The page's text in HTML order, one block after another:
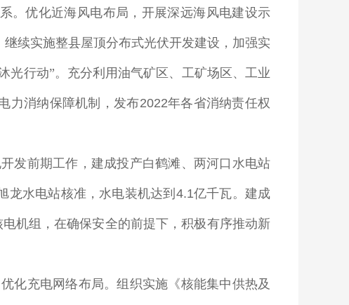
。优化近海风电布局，开展深远海风电建设示
续实施整县屋顶分布式光伏开发建设，加强实
光行动”。充分利用油气矿区、工矿场区、工业
力消纳保障机制，发布2022年各省消纳责任权
发前期工作，建成投产白鹤滩、两河口水电站
龙水电站核准，水电装机达到 4.1亿千瓦。建成
机组，在确保安全的前提下，积极有序推动新
化充电网络布局。组织实施《核能集中供热及